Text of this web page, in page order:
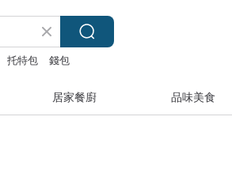
托特包 錢包
居家餐廚 品味美食